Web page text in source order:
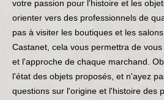
votre passion pour l'histoire et les
orienter vers des professionnels de
pas à visiter les boutiques et les
Castanet, cela vous permettra de
et l'approche de chaque marchand.
l'état des objets proposés, et n'ayez
questions sur l'origine et l'histoire des